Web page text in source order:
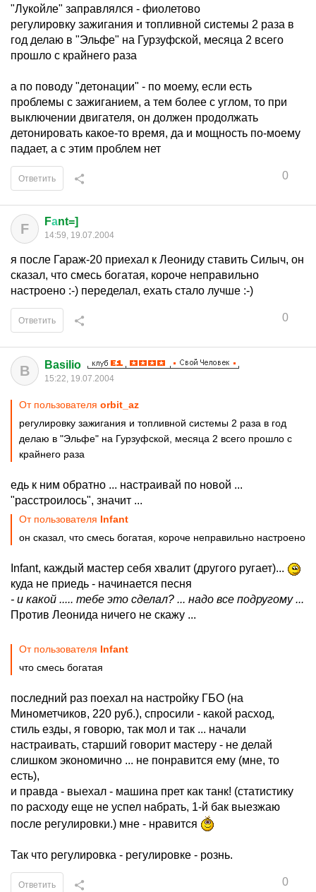
"Лукойле" заправлялся - фиолетово
регулировку зажигания и топливной системы 2 раза в
год делаю в "Эльфе" на Гурзуфской, месяца 2 всего
прошло с крайнего раза
а по поводу "детонации" - по моему, если есть
проблемы с зажиганием, а тем более с углом, то при
выключении двигателя, он должен продолжать
детонировать какое-то время, да и мощность по-моему
падает, а с этим проблем нет
0
Ответить
F Fаnt=]
14:59, 19.07.2004
я после Гараж-20 приехал к Леониду ставить Силыч, он
сказал, что смесь богатая, короче неправильно
настроено :-) переделал, ехать стало лучше :-)
0
Ответить
B Basilio
15:22, 19.07.2004
От пользователя orbit_az
регулировку зажигания и топливной системы 2 раза в год
делаю в "Эльфе" на Гурзуфской, месяца 2 всего прошло с
крайнего раза
едь к ним обратно ... настраивай по новой ...
"расстроилось", значит ...
От пользователя Infant
он сказал, что смесь богатая, короче неправильно настроено
Infant, каждый мастер себя хвалит (другого ругает)...
куда не приедь - начинается песня
- и какой ..... тебе это сделал? ... надо все подругому ...
Против Леонида ничего не скажу ...
От пользователя Infant
что смесь богатая
последний раз поехал на настройку ГБО (на
Минометчиков, 220 руб.), спросили - какой расход,
стиль езды, я говорю, так мол и так ... начали
настраивать, старший говорит мастеру - не делай
слишком экономично ... не понравится ему (мне, то
есть),
и правда - выехал - машина прет как танк! (статистику
по расходу еще не успел набрать, 1-й бак выезжаю
после регулировки.) мне - нравится
Так что регулировка - регулировке - рознь.
0
Ответить